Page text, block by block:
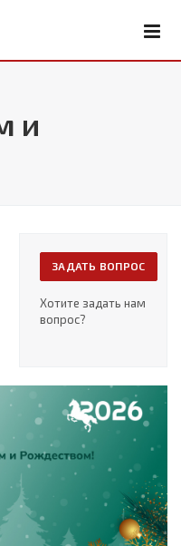
и
ЗАДАТЬ ВОПРОС
Хотите задать нам
вопрос?